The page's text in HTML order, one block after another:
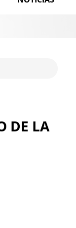
DE LA